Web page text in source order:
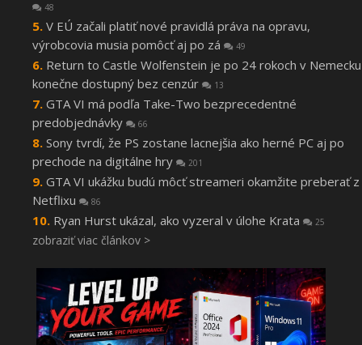
48
V EÚ začali platiť nové pravidlá práva na opravu,
výrobcovia musia pomôcť aj po zá
49
Return to Castle Wolfenstein je po 24 rokoch v Nemecku
konečne dostupný bez cenzúr
13
GTA VI má podľa Take-Two bezprecedentné
predobjednávky
66
Sony tvrdí, že PS zostane lacnejšia ako herné PC aj po
prechode na digitálne hry
201
GTA VI ukážku budú môcť streameri okamžite preberať z
Netflixu
86
Ryan Hurst ukázal, ako vyzeral v úlohe Krata 25
zobraziť viac článkov >